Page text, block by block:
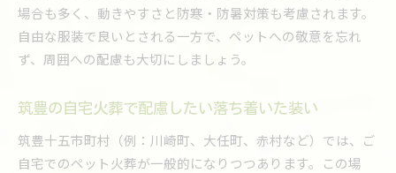
場合も多く、動きやすさと防寒・防暑対策も考慮されます。
自由な服装で良いとされる一方で、ペットへの敬意を忘れ
ず、周囲への配慮も大切にしましょう。
筑豊の自宅火葬で配慮したい落ち着いた装い
筑豊十五市町村（例：川崎町、大任町、赤村など）では、ご
自宅でのペット火葬が一般的になりつつあります。この場